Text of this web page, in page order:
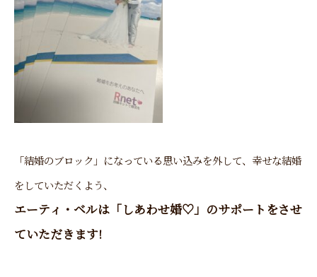
「結婚のブロック」になっている思い込みを外して、幸せな結婚
をしていただくよう、
エーティ・ベルは「しあわせ婚♡」 のサポートをさせ
ていただきます!